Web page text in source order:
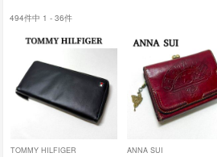
494件中 1 - 36件
TOMMY HILFIGER ANNA SUI